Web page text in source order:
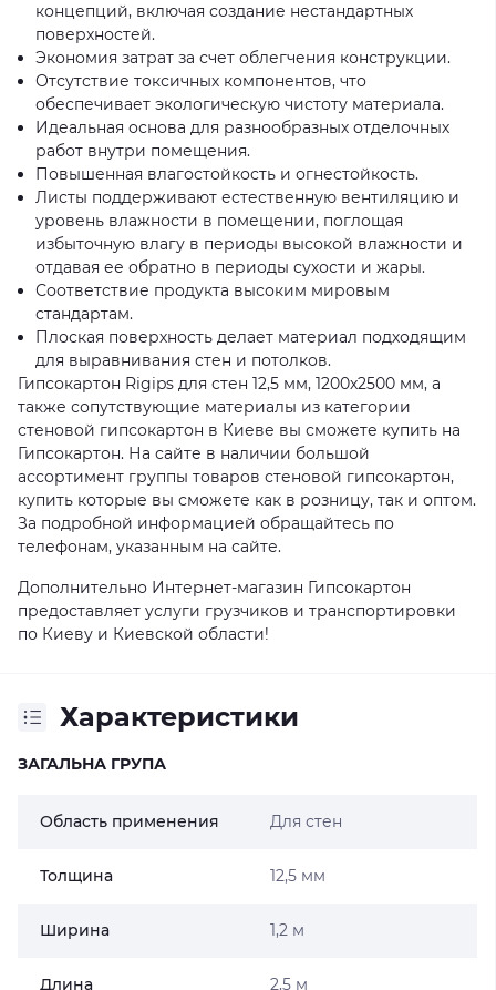
концепций, включая создание нестандартных
поверхностей.
Экономия затрат за счет облегчения конструкции.
Отсутствие токсичных компонентов, что
обеспечивает экологическую чистоту материала.
Идеальная основа для разнообразных отделочных
работ внутри помещения.
Повышенная влагостойкость и огнестойкость.
Листы поддерживают естественную вентиляцию и
уровень влажности в помещении, поглощая
избыточную влагу в периоды высокой влажности и
отдавая ее обратно в периоды сухости и жары.
Соответствие продукта высоким мировым
стандартам.
Плоская поверхность делает материал подходящим
для выравнивания стен и потолков.
Гипсокартон Rigips для стен 12,5 мм, 1200x2500 мм, а
также сопутствующие материалы из категории
стеновой гипсокартон в Киеве вы сможете купить на
Гипсокартон. На сайте в наличии большой
ассортимент группы товаров стеновой гипсокартон,
купить которые вы сможете как в розницу, так и оптом.
За подробной информацией обращайтесь по
телефонам, указанным на сайте.
Дополнительно Интернет-магазин Гипсокартон
предоставляет услуги грузчиков и транспортировки
по Киеву и Киевской области!
Характеристики
ЗАГАЛЬНА ГРУПА
Область применения Для стен
Толщина 12,5 мм
Ширина 1,2 м
Длина 2,5 м